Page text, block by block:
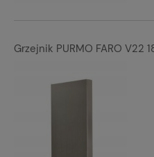
Grzejnik PURMO FARO V22